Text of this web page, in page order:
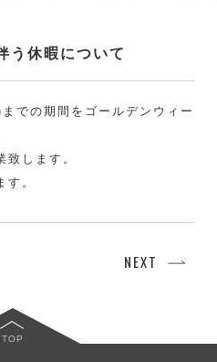
う休暇について
での期間をゴールデンウィー
します。
す。
NEXT
TOP